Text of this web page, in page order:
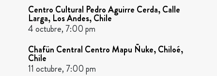
Centro Cultural Pedro Aguirre Cerda, Calle
Larga, Los Andes, Chile
4 octubre, 7:00 pm
Chafün Central Centro Mapu Ñuke, Chiloé,
Chile
11 octubre, 7:00 pm